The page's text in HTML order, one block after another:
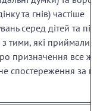
та гнів) частіше
серед дітей та
тими, які приймали
призначення все ж
спостереження за